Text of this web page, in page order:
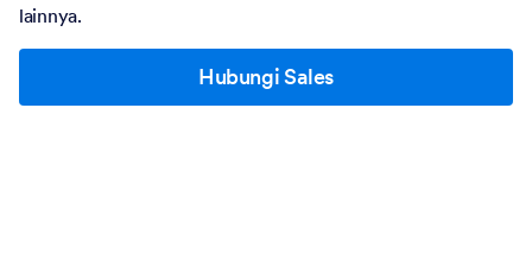
lainnya.
Hubungi Sales